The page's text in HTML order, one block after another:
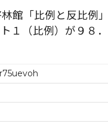
館「比例と反比例
１（比例）が９８